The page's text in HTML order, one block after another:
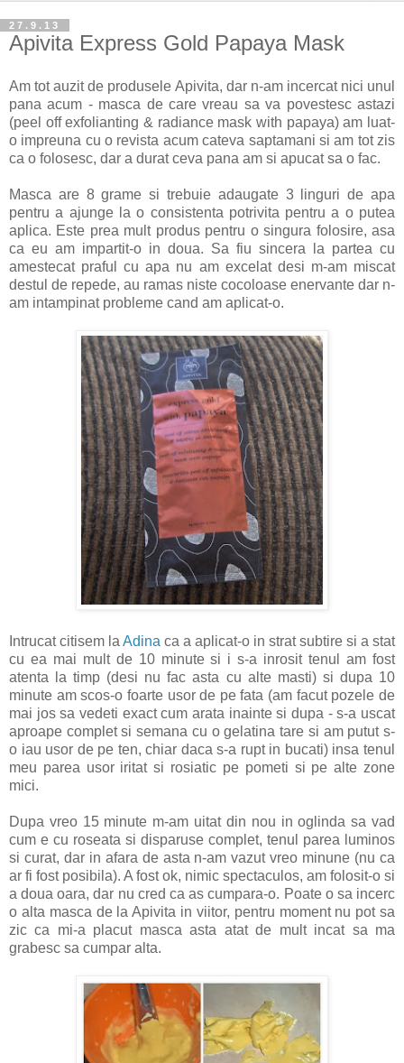
27.9.13
Apivita Express Gold Papaya Mask
Am tot auzit de produsele Apivita, dar n-am incercat nici unul
pana acum - masca de care vreau sa va povestesc astazi
(peel off exfolianting & radiance mask with papaya) am luat-
o impreuna cu o revista acum cateva saptamani si am tot zis
ca o folosesc, dar a durat ceva pana am si apucat sa o fac.
Masca are 8 grame si trebuie adaugate 3 linguri de apa
pentru a ajunge la o consistenta potrivita pentru a o putea
aplica. Este prea mult produs pentru o singura folosire, asa
ca eu am impartit-o in doua. Sa fiu sincera la partea cu
amestecat praful cu apa nu am excelat desi m-am miscat
destul de repede, au ramas niste cocoloase enervante dar n-
am intampinat probleme cand am aplicat-o.
Intrucat citisem la Adina ca a aplicat-o in strat subtire si a stat
cu ea mai mult de 10 minute si i s-a inrosit tenul am fost
atenta la timp (desi nu fac asta cu alte masti) si dupa 10
minute am scos-o foarte usor de pe fata (am facut pozele de
mai jos sa vedeti exact cum arata inainte si dupa - s-a uscat
aproape complet si semana cu o gelatina tare si am putut s-
o iau usor de pe ten, chiar daca s-a rupt in bucati) insa tenul
meu parea usor iritat si rosiatic pe pometi si pe alte zone
mici.
Dupa vreo 15 minute m-am uitat din nou in oglinda sa vad
cum e cu roseata si disparuse complet, tenul parea luminos
si curat, dar in afara de asta n-am vazut vreo minune (nu ca
ar fi fost posibila). A fost ok, nimic spectaculos, am folosit-o si
a doua oara, dar nu cred ca as cumpara-o. Poate o sa incerc
o alta masca de la Apivita in viitor, pentru moment nu pot sa
zic ca mi-a placut masca asta atat de mult incat sa ma
grabesc sa cumpar alta.